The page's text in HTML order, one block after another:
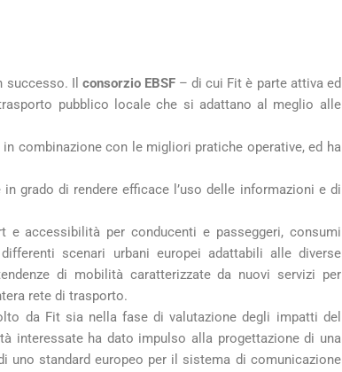
successo. Il consorzio EBSF– di cui Fit è parte attiva ed
pubblico locale che si adattano al meglio alle
combinazione con le migliori pratiche operative, ed ha
grado di rendere efficace l’uso delle informazioni e di
accessibilità per conducenti e passeggeri, consumi
scenari urbani europei adattabili alle diverse
di mobilità caratterizzate da nuovi servizi per
rete di trasporto.
da Fit sia nella fase di valutazione degli impatti del
ha dato impulso alla progettazione di una
uno standard europeo per il sistema di comunicazione